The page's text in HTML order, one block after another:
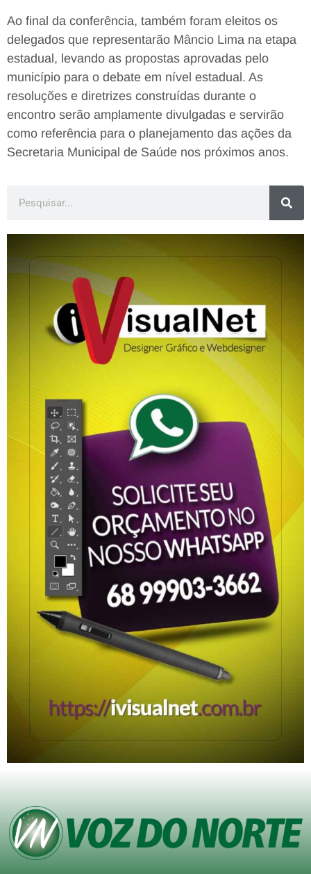
Ao final da conferência, também foram eleitos os
delegados que representarão Mâncio Lima na etapa
estadual, levando as propostas aprovadas pelo
município para o debate em nível estadual. As
resoluções e diretrizes construídas durante o
encontro serão amplamente divulgadas e servirão
como referência para o planejamento das ações da
Secretaria Municipal de Saúde nos próximos anos.